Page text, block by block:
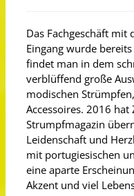
Das Fachgeschäft mit
Eingang wurde
findet man in dem
verblüffend große
modischen
Accessoires. 2016 hat
Strumpfmagazin
Leidenschaft und
mit portugiesischen
eine aparte
Akzent und viel